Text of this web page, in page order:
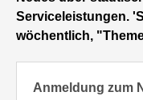
Serviceleistungen.
wöchentlich,
Anmeldung zum